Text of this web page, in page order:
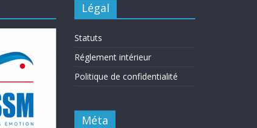
Légal
Statuts
Réglement intérieur
Politique de confidentialité
Méta